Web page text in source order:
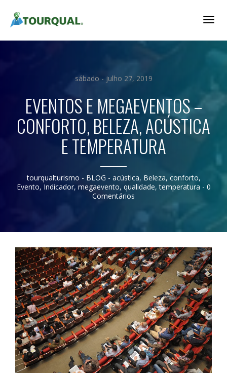
sábado - julho 27, 2019
EVENTOS E MEGAEVENTOS –
CONFORTO, BELEZA, ACÚSTICA
E TEMPERATURA
tourqualturismo - BLOG - acústica, Beleza, conforto,
Evento, Indicador, megaevento, qualidade,temperatura - 0
Comentários